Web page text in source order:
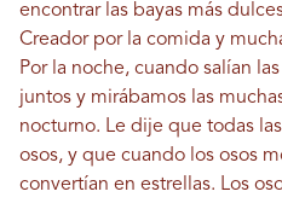
encontrar las bayas más
Creador por la comida y
Por la noche, cuando salían
juntos y mirábamos las
nocturno. Le dije que todas
osos, y que cuando los osos
convertían en estrellas. Los